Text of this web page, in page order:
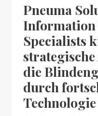
Pneuma
Information
Specialists
die
durch